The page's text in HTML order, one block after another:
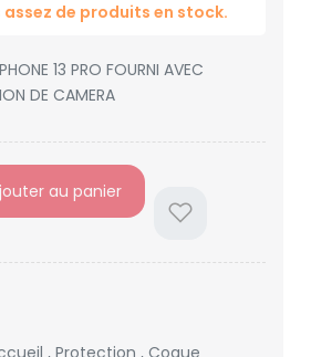
assez de produits en stock.
13 PRO FOURNI AVEC
DE CAMERA
au panier
, Protection , Coque